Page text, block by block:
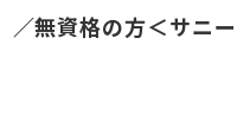
／無資格の方＜サニー